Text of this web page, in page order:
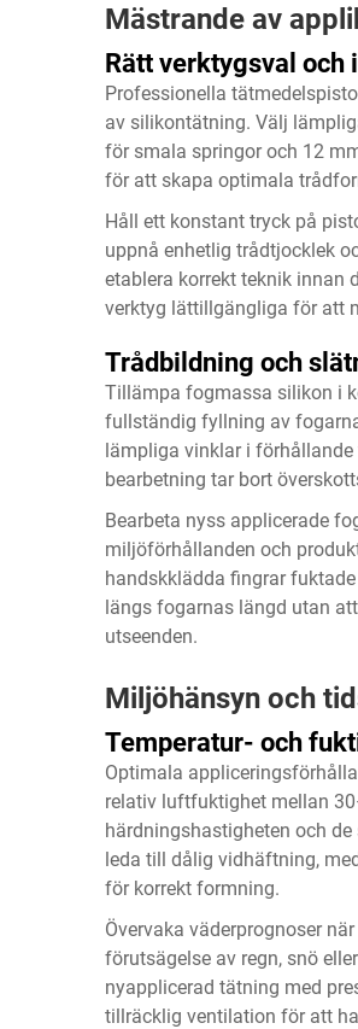
Mästrande av
Rätt verktygsval och
Professionella
av silikontätning. Välj
för smala springor och 12
för att skapa optimala
Håll ett konstant tryck på
uppnå enhetlig trådtjocklek
etablera korrekt teknik innan
verktyg lättillgängliga för att
Trådbildning och
Tillämpa fogmassa silikon i
fullständig fyllning av
lämpliga vinklar i
bearbetning tar bort
Bearbeta nyss applicerade
miljöförhållanden och
handskklädda fingrar
längs fogarnas längd utan
utseenden.
Miljöhänsyn och
Temperatur- och
Optimala
relativ luftfuktighet mellan
härdningshastigheten och
leda till dålig vidhäftning,
för korrekt formning.
Övervaka väderprognoser
förutsägelse av regn, snö
nyapplicerad tätning med
tillräcklig ventilation för att